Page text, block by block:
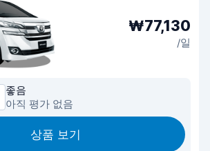
₩77,130
/일
좋음
아직 평가 없음
상품 보기